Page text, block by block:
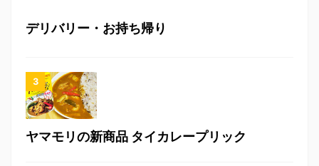
デリバリー・お持ち帰り
ヤマモリの新商品 タイカレープリック